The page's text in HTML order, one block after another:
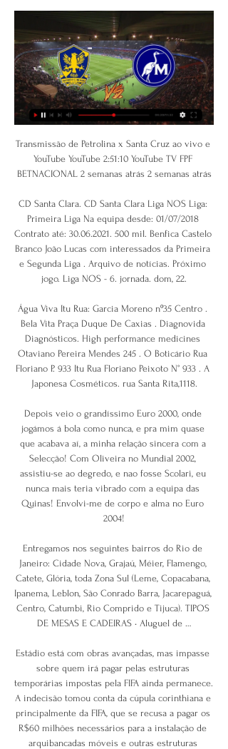
Transmissão de Petrolina x Santa Cruz ao vivo e
YouTube YouTube 2:51:10 YouTube TV FPF
BETNACIONAL 2 semanas atrás 2 semanas atrás
CD Santa Clara. CD Santa Clara Liga NOS Liga:
Primeira Liga Na equipa desde: 01/07/2018
Contrato até: 30.06.2021. 500 mil. Benfica Castelo
Branco João Lucas com interessados da Primeira
e Segunda Liga . Arquivo de notícias. Próximo
jogo. Liga NOS - 6. jornada. dom, 22.
Água Viva Itu Rua: Garcia Moreno nº35 Centro .
Bela Vita Praça Duque De Caxias . Diagnovida
Diagnósticos. High performance medicines
Otaviano Pereira Mendes 245 . O Boticário Rua
Floriano P. 933 Itu Rua Floriano Peixoto N° 933 . A
Japonesa Cosméticos. rua Santa Rita,1118.
Depois veio o grandíssimo Euro 2000, onde
jogámos á bola como nunca, e pra mim quase
que acabava aí, a minha relação sincera com a
Selecção! Com Oliveira no Mundial 2002,
assistiu-se ao degredo, e nao fosse Scolari, eu
nunca mais teria vibrado com a equipa das
Quinas! Envolvi-me de corpo e alma no Euro
2004!
Entregamos nos seguintes bairros do Rio de
Janeiro: Cidade Nova, Grajaú, Méier, Flamengo,
Catete, Glória, toda Zona Sul (Leme, Copacabana,
Ipanema, Leblon, São Conrado Barra, Jacarepaguá,
Centro, Catumbi, Rio Comprido e Tijuca). TIPOS
DE MESAS E CADEIRAS • Aluguel de …
Estádio está com obras avançadas, mas impasse
sobre quem irá pagar pelas estruturas
temporárias impostas pela FIFA ainda permanece.
A indecisão tomou conta da cúpula corinthiana e
principalmente da FIFA, que se recusa a pagar os
R$60 milhões necessários para a instalação de
arquibancadas móveis e outras estruturas